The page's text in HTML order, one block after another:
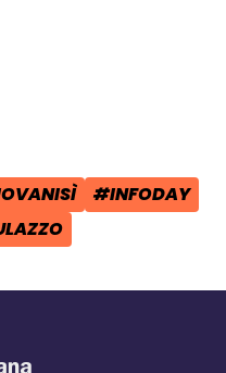
- apre
- apre una
e condividi -
TAG:
#INFODAY